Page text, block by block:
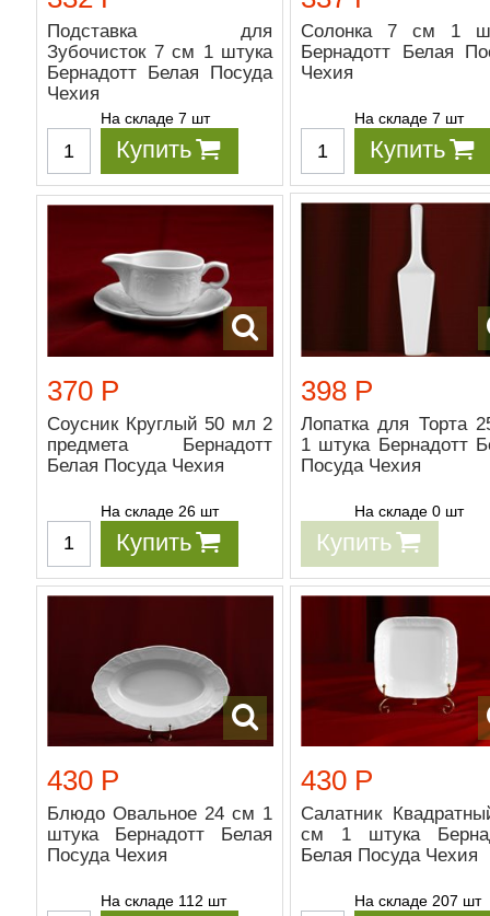
Подставка для
Зубочисток 7 см 1 штука
Бернадотт Белая Посуда
Чехия
На складе 7 шт
Купить
Солонка 7 см 1
Бернадотт Белая
Чехия
На складе 7 шт
Купить
370 Р
Соусник Круглый 50 мл 2
предмета Бернадотт
Белая Посуда Чехия
На складе 26 шт
Купить
398 Р
Лопатка для Торта
1 штука Бернадотт
Посуда Чехия
На складе 0 шт
Купить
430 Р
Блюдо Овальное 24 см 1
штука Бернадотт Белая
Посуда Чехия
На складе 112 шт
430 Р
Салатник
см 1 штука
Белая Посуда Чехия
На складе 207 шт